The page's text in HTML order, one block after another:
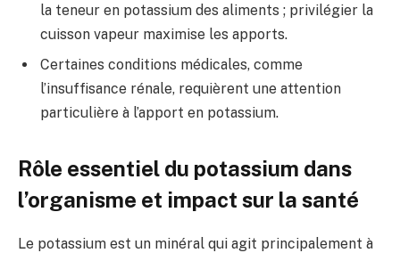
la teneur en potassium des aliments ; privilégier la
cuisson vapeur maximise les apports.
Certaines conditions médicales, comme
l’insuffisance rénale, requièrent une attention
particulière à l’apport en potassium.
Rôle essentiel du potassium dans
l’organisme et impact sur la santé
Le potassium est un minéral qui agit principalement à